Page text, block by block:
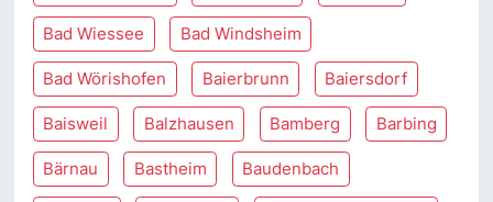
Bad Wiessee Bad Windsheim
Bad Wörishofen Baierbrunn Baiersdorf
Baisweil Balzhausen Bamberg Barbing
Bärnau Bastheim Baudenbach